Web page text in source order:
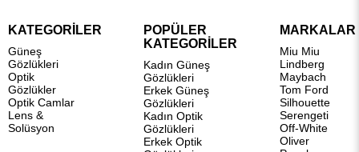
KATEGORİLER
Güneş
Gözlükleri
Optik
Gözlükler
Optik Camlar
Lens &
Solüsyon
POPÜLER
KATEGORİLER
Kadın Güneş
Gözlükleri
Erkek Güneş
Gözlükleri
Kadın Optik
Gözlükleri
Erkek Optik
MARKALAR
Miu Miu
Lindberg
Maybach
Tom Ford
Silhouette
Serengeti
Off-White
Oliver